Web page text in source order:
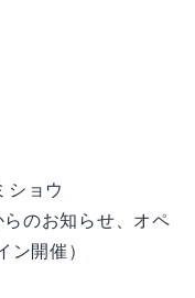
ショウ
らのお知らせ
オペ
ン開催）